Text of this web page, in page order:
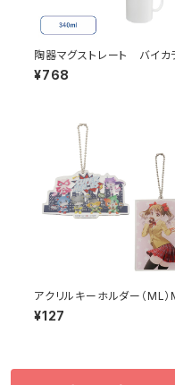
陶器マグストレート バイカ
MG
¥768
アクリルキーホルダー（ML
¥127